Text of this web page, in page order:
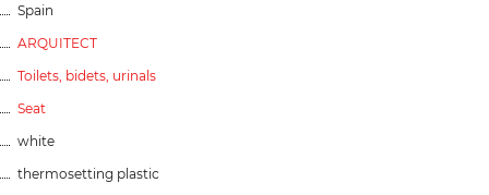
Spain
ARQUITECT
Toilets, bidets, urinals
Seat
white
thermosetting plastic